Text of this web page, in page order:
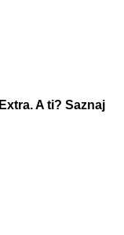
A ti? Saznaj